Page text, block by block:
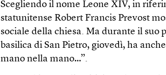
Scegliendo il nome Leone XIV, in
statunitense Robert Francis Prevost
sociale della chiesa. Ma durante il suo
basilica di San Pietro, giovedì, ha
mano nella mano…”.